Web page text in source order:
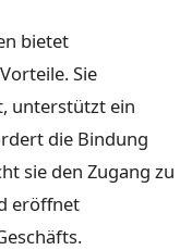
bietet
Sie
unterstützt ein
die Bindung
sie den Zugang zu
eröffnet